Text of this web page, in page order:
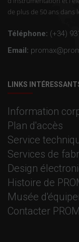
de plus de 50 ans dans
Téléphone: (+34)
Email:
LINKS
Information
Plan d'accès
Service
Services de
Design
Histoire de
Musée
Contacter